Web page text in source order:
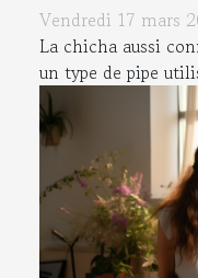
Vendredi 17 mars
La chicha aussi
un type de pipe